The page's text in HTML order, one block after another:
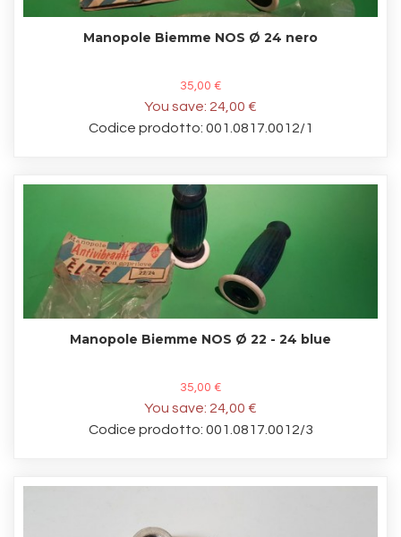
Manopole Biemme NOS Ø 24 nero
35,00 €
You save: 24,00 €
Codice prodotto: 001.0817.0012/1
Manopole Biemme NOS Ø 22 - 24 blue
35,00 €
You save: 24,00 €
Codice prodotto: 001.0817.0012/3